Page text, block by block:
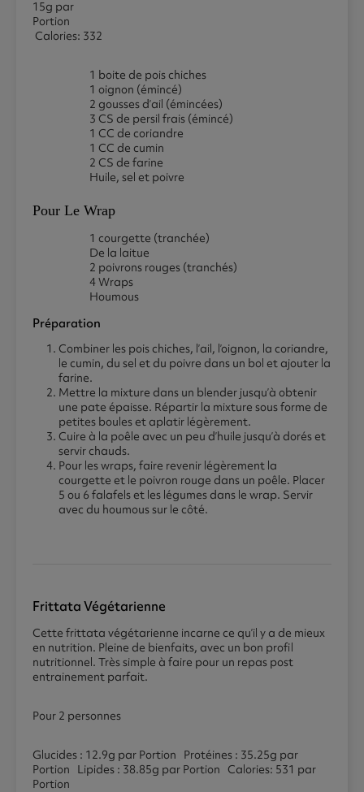
15g par
Portion
Calories: 332
1 boite de pois chiches
1 oignon (émincé)
2 gousses d’ail (émincées)
3 CS de persil frais (émincé)
1 CC de coriandre
1 CC de cumin
2 CS de farine
Huile, sel et poivre
Pour Le Wrap
1 courgette (tranchée)
De la laitue
2 poivrons rouges (tranchés)
4 Wraps
Houmous
Préparation
Combiner les pois chiches, l’ail, l’oignon, la coriandre,
le cumin, du sel et du poivre dans un bol et ajouter la
farine.
Mettre la mixture dans un blender jusqu’à obtenir
une pate épaisse. Répartir la mixture sous forme de
petites boules et aplatir légèrement.
Cuire à la poêle avec un peu d’huile jusqu’à dorés et
servir chauds.
Pour les wraps, faire revenir légèrement la
courgette et le poivron rouge dans un poêle. Placer
5 ou 6 falafels et les légumes dans le wrap. Servir
avec du houmous sur le côté.
Frittata Végétarienne
Cette frittata végétarienne incarne ce qu’il y a de mieux
en nutrition. Pleine de bienfaits, avec un bon profil
nutritionnel. Très simple à faire pour un repas post
entrainement parfait.
Pour 2 personnes
Glucides : 12.9g par Portion Protéines : 35.25g par
Portion Lipides : 38.85g par Portion Calories: 531 par
Portion